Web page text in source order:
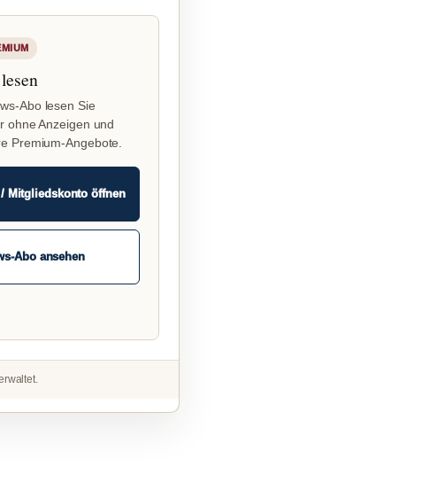
Abo lesen Sie
ohne Anzeigen und
Premium-Angebote.
Mitgliedskonto öffnen
Abo ansehen